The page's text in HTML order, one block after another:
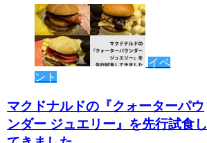
イベ
ント
マクドナルドの『クォーターパウ
ンダー ジュエリー』を先行試食し